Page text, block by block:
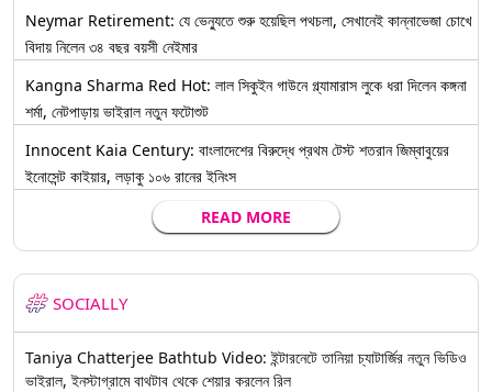
Neymar Retirement: যে ভেন্যুতে শুরু হয়েছিল পথচলা, সেখানেই কান্নাভেজা চোখে
বিদায় নিলেন ৩৪ বছর বয়সী নেইমার
Kangna Sharma Red Hot: লাল সিকুইন গাউনে গ্ল্যামারাস লুকে ধরা দিলেন কঙ্গনা
শর্মা, নেটপাড়ায় ভাইরাল নতুন ফটোশুট
Innocent Kaia Century: বাংলাদেশের বিরুদ্ধে প্রথম টেস্ট শতরান জিম্বাবুয়ের
ইনোসেন্ট কাইয়ার, লড়াকু ১০৬ রানের ইনিংস
READ MORE
SOCIALLY
Taniya Chatterjee Bathtub Video: ইন্টারনেটে তানিয়া চ্যাটার্জির নতুন ভিডিও
ভাইরাল, ইনস্টাগ্রামে বাথটাব থেকে শেয়ার করলেন রিল